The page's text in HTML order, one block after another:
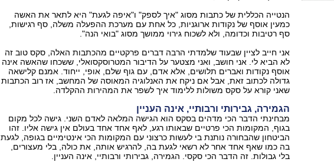
הנטייה הכללית של כתבות מסוג "איך לספק" ו"איפה לגעת" היא לתאר את האשה
כמעין אוסף של נקודות ארוגניות, כל אחת עם מערכת ההפעלה משלה, סף רגישות,
סף רטיבות וכדומה, ולא לשכוח גירוי ממושך מסוג "בואי הנה".
אני חייב לציין שבעוד שלמדתי הרבה דברים פרקטיים מהכתבות האלה, סקס טוב זה
לא הביא לי. אני חושב, ואני מצטער על הדיבור המטרוסקסואלי, ששכחו שהאשה אינה
אוסף נקודות ואברים תלושים, אלא אדם, עם גוף שלם, אופי, ייחוד. אמנם קלישאה
גדולה לכתוב זאת, אבל אם ניקח את האנלוגיה המאוסה של המחשב, אז רוב הכתבות
שאני קורא על סקס משולות ללימוד איך לשפר את המהירות ההקלדה.
הגמירה, גבירותי ורבותיי, אינה העניין
מבחינתי הדבר הכי מדהים בסקס הוא הגישה המלאה לאדם השני. גישה לכל מקום
בגוף, המקומות הכי פרטיים שבאותו רגע, לאף אחד אחד בעולם אין גישה אליו. זהו
הביטחון שהבחורה נותנת בי לעשות כרצוני עם המקומות הכי אינטימיים בגופה, לגעת
בה כמו שאף אחד אחר לא רשאי לגעת בה, להרגיש אותה, את כולה, בלי מעצורים,
בלי גבולות. זה הדבר הכי סקסי. הגמירה, גבירותי ורבותיי, אינה העניין.